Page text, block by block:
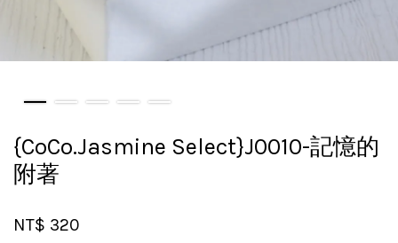
{CoCo.Jasmine Select}J0010-記憶的
附著
NT$ 320